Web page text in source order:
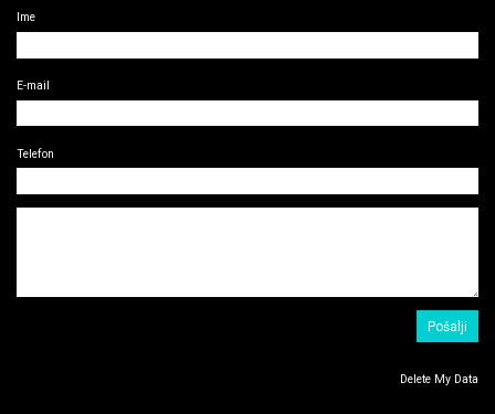
Ime
E-mail
Telefon
Delete My Data